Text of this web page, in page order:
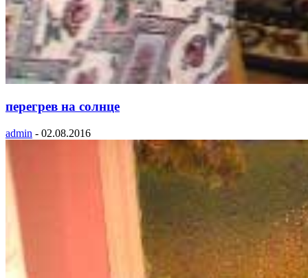
перегрев на солнце
admin - 02.08.2016